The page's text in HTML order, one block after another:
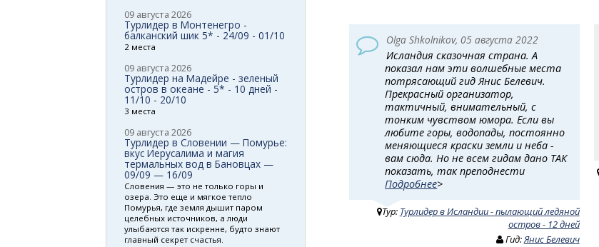
Olga Shkolnikov, 05 августа 2022
Исландия сказочная страна. А
показал нам эти волшебные места
потрясающий гид Янис Белевич.
Прекрасный организатор,
тактичный, внимательный, с
тонким чувством юмора. Если вы
любите горы, водопады, постоянно
меняющиеся краски земли и неба -
вам сюда. Но не всем гидам дано ТАК
показать, так преподнести
Подробнее>
Тур: Турлидер в Исландии - пылающий ледяной
остров - 12 дней
Гид:Янис Белевич
09 августа 2026
Турлидер в Монтенегро -
балканский шик 5* - 24/09 - 01/10
2 места
09 августа 2026
Турлидер на Мадейре - зеленый
остров в океане - 5* - 10 дней -
11/10 - 20/10
3 места
09 августа 2026
Турлидер в Словении — Помурье:
вкус Иерусалима и магия
термальных вод в Бановцах —
09/09 — 16/09
Словения — это не только горы и
озера. Это еще и мягкое тепло
Помурья, где земля дышит паром
целебных источников, а люди
улыбаются так искренне, будто знают
главный секрет счастья.